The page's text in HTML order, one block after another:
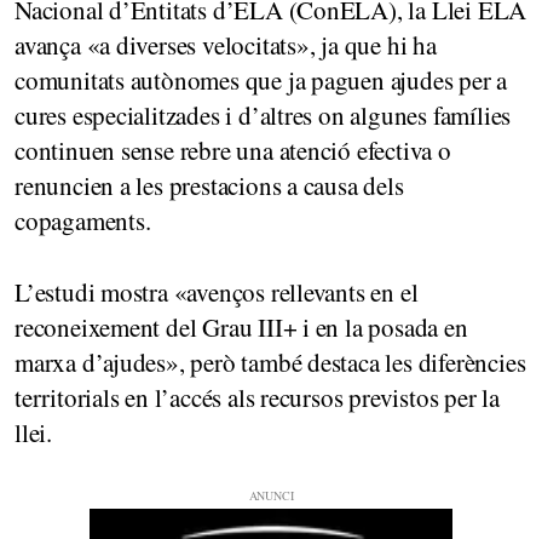
Nacional d’Entitats d’ELA (ConELA), la Llei ELA
avança «a diverses velocitats», ja que hi ha
comunitats autònomes que ja paguen ajudes per a
cures especialitzades i d’altres on algunes famílies
continuen sense rebre una atenció efectiva o
renuncien a les prestacions a causa dels
copagaments.
L’estudi mostra «avenços rellevants en el
reconeixement del Grau III+ i en la posada en
marxa d’ajudes», però també destaca les diferències
territorials en l’accés als recursos previstos per la
llei.